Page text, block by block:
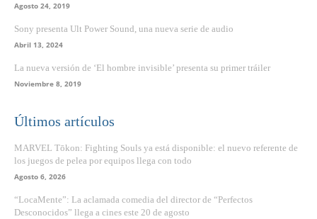
Agosto 24, 2019
Sony presenta Ult Power Sound, una nueva serie de audio
Abril 13, 2024
La nueva versión de ‘El hombre invisible’ presenta su primer tráiler
Noviembre 8, 2019
Últimos artículos
MARVEL Tōkon: Fighting Souls ya está disponible: el nuevo referente de
los juegos de pelea por equipos llega con todo
Agosto 6, 2026
“LocaMente”: La aclamada comedia del director de “Perfectos
Desconocidos” llega a cines este 20 de agosto